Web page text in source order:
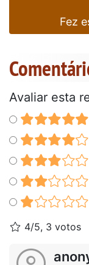
Fez
Avaliar esta
4/5, 3 votos